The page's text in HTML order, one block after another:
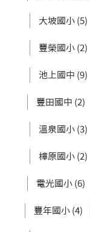
大坡國小 (5)
豐榮國小 (2)
池上國中 (9)
豐田國中 (2)
溫泉國小 (3)
樟原國小 (2)
電光國小 (6)
豐年國小 (4)